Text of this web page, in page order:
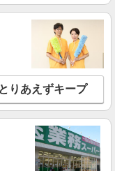
力による
】福島交通飯坂線「花
な勤務地をお選び下
詳細を見る
ケア事業部/仙台オフィ
規定あり） ※給与
とりあえずキープ